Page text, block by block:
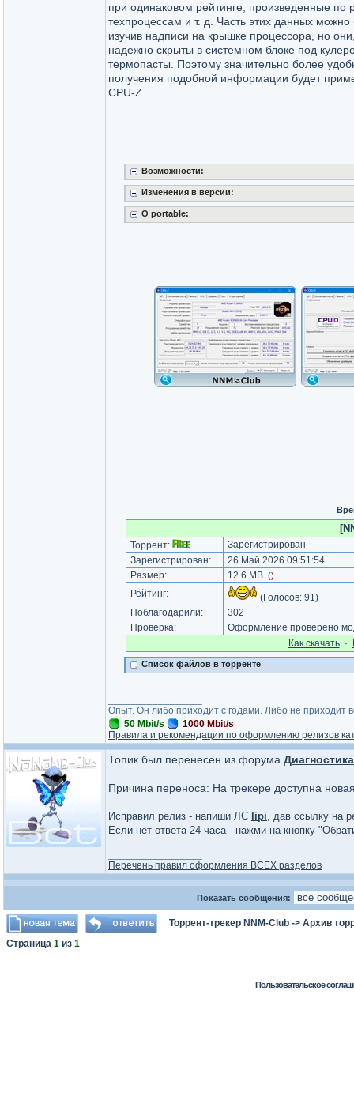
при одинаковом рейтинге, произведенные по
техпроцессам и т. д. Часть этих данных
изучив надписи на крышке процессора, но
надежно скрыты в системном блоке под
термопасты. Поэтому значительно более
получения подобной информации будет
CPU-Z.
Возможности:
Изменения в версии:
O portable:
Торрент:
Зарегистрирован
Зарегистрирован:
26 Май 2026 09:51:54
Размер:
12.6 MB ()
Рейтинг: (Голосов: 91)
Поблагодарили:
302
Проверка:
Оформление проверено
Как cкачать·
Список файлов в торренте
Опыт. Он либо приходит с годами. Либо не приходит
50 Mbit/s
1000 Mbit/s
Правила и рекомендации по оформлению релизов
Топик был перенесен из форума
Причина переноса: На трекере доступна
Исправил релиз - напиши ЛС lipi, дав ссылку на
Если нет ответа 24 часа - нажми на кнопку
Перечень правил оформления ВСЕХ разделов
Показать сообщения:
Торрент-трекер NNM-Club -> Архив
Страница 1 из 1
Пользовательское